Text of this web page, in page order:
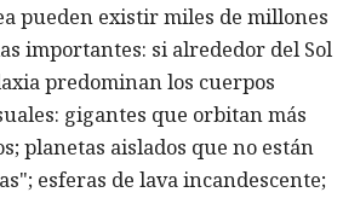
pueden existir miles de millones
importantes: si alrededor del Sol
predominan los cuerpos
gigantes que orbitan más
planetas aislados que no están
esferas de lava incandescente;